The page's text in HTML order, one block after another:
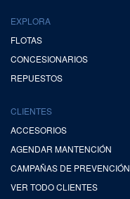
EXPLORA
FLOTAS
CONCESIONARIOS
REPUESTOS
CLIENTES
ACCESORIOS
AGENDAR MANTENCIÓN
CAMPAÑAS DE PREVENCIÓN
VER TODO CLIENTES